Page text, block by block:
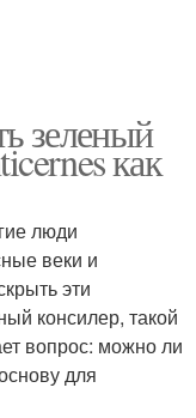
зеленый
как
люди
веки и
эти
консилер, такой
вопрос: можно ли
для